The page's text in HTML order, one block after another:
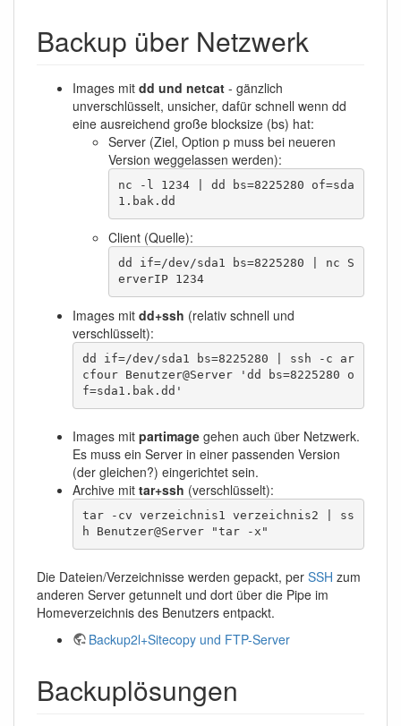
Backup über Netzwerk
Images mit dd und netcat - gänzlich
unverschlüsselt, unsicher, dafür schnell wenn dd
eine ausreichend große blocksize (bs) hat:
Server (Ziel, Option p muss bei neueren
Version weggelassen werden):
nc -l 1234 | dd bs=8225280 of=sda
1.bak.dd
Client (Quelle):
dd if=/dev/sda1 bs=8225280 | nc S
erverIP 1234
Images mit dd+ssh (relativ schnell und
verschlüsselt):
dd if=/dev/sda1 bs=8225280 | ssh -c ar
cfour Benutzer@Server 'dd bs=8225280 o
f=sda1.bak.dd'
Images mit partimage gehen auch über Netzwerk.
Es muss ein Server in einer passenden Version
(der gleichen?) eingerichtet sein.
Archive mit tar+ssh (verschlüsselt):
tar -cv verzeichnis1 verzeichnis2 | ss
h Benutzer@Server "tar -x"
Die Dateien/Verzeichnisse werden gepackt, per SSH zum
anderen Server getunnelt und dort über die Pipe im
Homeverzeichnis des Benutzers entpackt.
Backup2l+Sitecopy und FTP-Server
Backuplösungen